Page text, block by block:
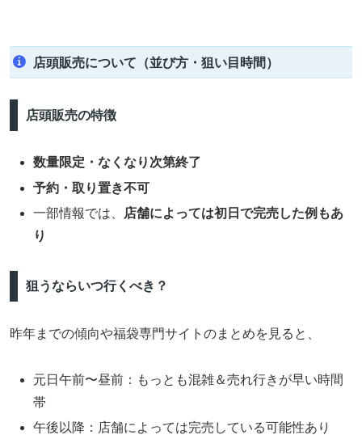
店頭販売について（並び方・狙い目時間）
店頭販売の特徴
数量限定・なくなり次第終了
予約・取り置き不可
一部情報では、
店舗によっては初日で完売した例もあ
り
狙うならいつ行くべき？
昨年までの傾向や福袋専門サイトのまとめを見ると、
元日午前〜昼前：もっとも混雑＆売れ行きが早い時間
帯
午後以降：店舗によっては完売している可能性あり